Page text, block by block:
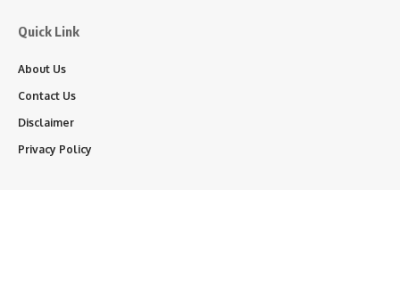
Quick Link
About Us
Contact Us
Disclaimer
Privacy Policy